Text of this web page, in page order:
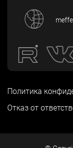
Политика
Отказ от